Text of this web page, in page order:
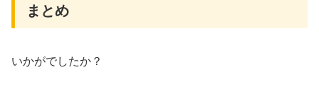
まとめ
いかがでしたか？